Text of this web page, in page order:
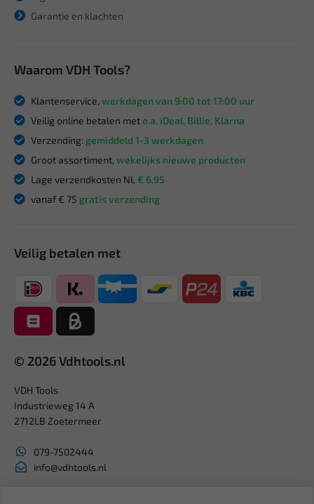
Garantie en klachten
Waarom VDH Tools?
Klantenservice, werkdagen van 9:00 tot 17:00 uur
Veilig online betalen meto.a. iDeal, Billie, Klarna
Verzending: gemiddeld 1-3 werkdagen
Groot assortiment, wekelijks nieuwe producten
Lage verzendkosten NL € 6,95
vanaf € 75 gratis verzending
Veilig betalen met
© 2026 Vdhtools.nl
VDH Tools
Industrieweg 14 A
2712LB Zoetermeer
079-7502444
info@vdhtools.nl